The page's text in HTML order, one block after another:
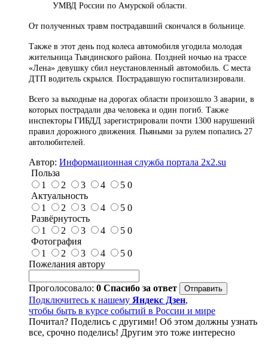
УМВД России по Амурской области.
От полученных травм пострадавший скончался в больнице.
Также в этот день под колеса автомобиля угодила молодая
жительница Тындинского района. Поздней ночью на трассе
«Лена» девушку сбил неустановленный автомобиль. С места
ДТП водитель скрылся. Пострадавшую госпитализировали.
Всего за выходные на дорогах области произошло 3 аварии, в
которых пострадали два человека и один погиб. Также
инспекторы ГИБДД зарегистрировали почти 1300 нарушений
правил дорожного движения. Пьяными за рулем попались 27
автолюбителей.
Автор: Информационная служба портала 2x2.su
Польза
1
2 3 4 5 0
Актуальность
1
2 3 4 5 0
Развёрнутость
1
2 3 4 5 0
Фотография
1
2 3 4 5 0
Пожелания автору
Проголосовало: 0 Спасибо за ответ
Подключитесь к нашему Яндекс Дзен,
чтобы быть в курсе событий в России и мире
Почитал? Поделись с другими! Об этом должны узнать
все, срочно поделись! Другим это тоже интересно